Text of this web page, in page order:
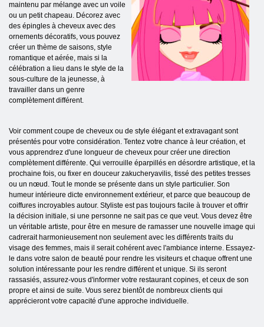
maintenu par mélange avec un voile
ou un petit chapeau. Décorez avec
des épingles à cheveux avec des
ornements décoratifs, vous pouvez
créer un thème de saisons, style
romantique et aérée, mais si la
célébration a lieu dans le style de la
sous-culture de la jeunesse, à
travailler dans un genre
complètement différent.
Voir comment coupe de cheveux ou de style élégant et extravagant sont
présentés pour votre considération. Tentez votre chance à leur création, et
vous apprendrez d'une longueur de cheveux pour créer une direction
complètement différente. Qui verrouille éparpillés en désordre artistique, et la
prochaine fois, ou fixer en douceur zakucheryavilis, tissé des petites tresses
ou un nœud. Tout le monde se présente dans un style particulier. Son
humeur intérieure dicte environnement extérieur, et parce que beaucoup de
coiffures incroyables autour. Styliste est pas toujours facile à trouver et offrir
la décision initiale, si une personne ne sait pas ce que veut. Vous devez être
un véritable artiste, pour être en mesure de ramasser une nouvelle image qui
cadrerait harmonieusement non seulement avec les différents traits du
visage des femmes, mais il serait cohérent avec l'ambiance interne. Essayez-
le dans votre salon de beauté pour rendre les visiteurs et chaque offrent une
solution intéressante pour les rendre différent et unique. Si ils seront
rassasiés, assurez-vous d'informer votre restaurant copines, et ceux de son
propre et ainsi de suite. Vous serez bientôt de nombreux clients qui
apprécieront votre capacité d'une approche individuelle.